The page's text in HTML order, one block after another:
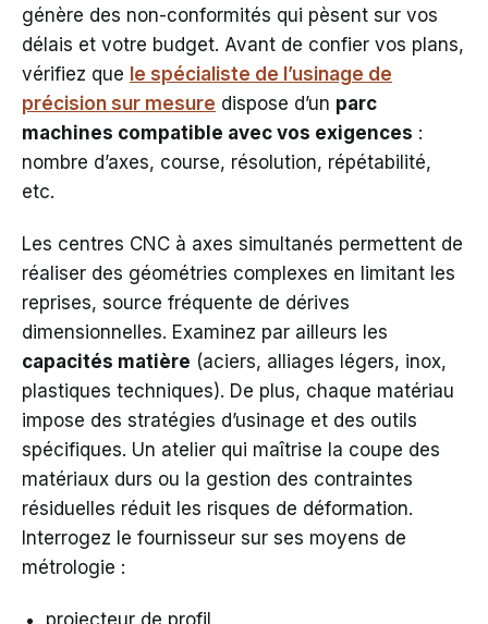
génère des non-conformités qui pèsent sur vos
délais et votre budget. Avant de confier vos plans,
vérifiez que le spécialiste de l’usinage de
précision sur mesure dispose d’un parc
machines compatible avec vos exigences :
nombre d’axes, course, résolution, répétabilité,
etc.
Les centres CNC à axes simultanés permettent de
réaliser des géométries complexes en limitant les
reprises, source fréquente de dérives
dimensionnelles. Examinez par ailleurs les
capacités matière (aciers, alliages légers, inox,
plastiques techniques). De plus, chaque matériau
impose des stratégies d’usinage et des outils
spécifiques. Un atelier qui maîtrise la coupe des
matériaux durs ou la gestion des contraintes
résiduelles réduit les risques de déformation.
Interrogez le fournisseur sur ses moyens de
métrologie :
projecteur de profil,